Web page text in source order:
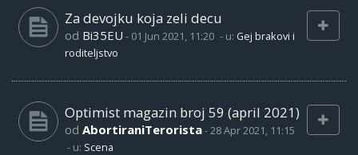
Za devojku koja zeli decu
od Bi35EU - 01 Jun 2021, 11:20 - u: Gej brakovi i
roditeljstvo
Optimist magazin broj 59 (april 2021)
od AbortiraniTerorista-28 Apr 2021, 11:15
- u: Scena